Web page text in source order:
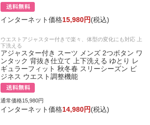
インターネット価格15,980円(税込)
ウエストアジャスター付きで楽々、体型の変化にも対応 上
下洗える
アジャスター付き スーツ メンズ 2つボタン ワ
ンタック 背抜き仕立て 上下洗える ゆとり レ
ギュラーフィット 秋冬春 スリーシーズン ビ
ジネス ウエスト調整機能
通常価格15,980円
インターネット価格14,980円(税込)